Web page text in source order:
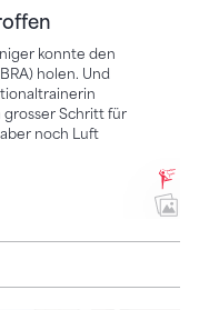
konnte den
holen. Und
grosser Schritt für
noch Luft